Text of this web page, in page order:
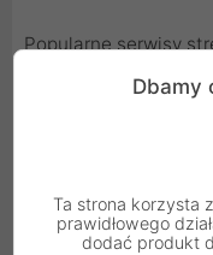
Popularne serwisy
Amazon Prime
obraz w wysokiej
spełniają
są zgodne z HDCP
2.1 i starszymi
Dbamy
Ta strona korzysta z
prawidłowego
dodać produkt